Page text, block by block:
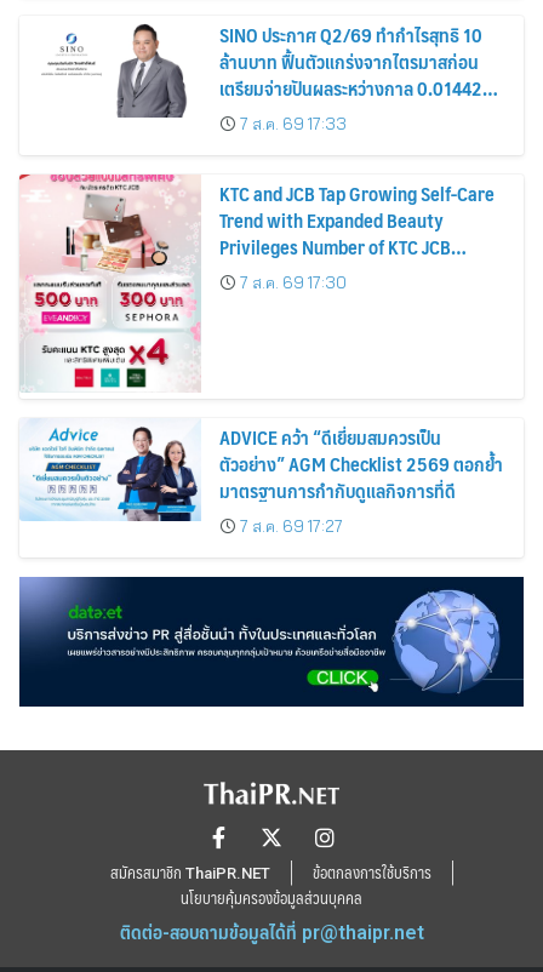
SINO ประกาศ Q2/69 ทำกำไรสุทธิ 10
ล้านบาท ฟื้นตัวแกร่งจากไตรมาสก่อน
เตรียมจ่ายปันผลระหว่างกาล 0.014423
บาทต่อหุ้น ครึ่งปีหลังมุ่งเติบโตต่อเนื่อง
7 ส.ค. 69 17:33
KTC and JCB Tap Growing Self-Care
Trend with Expanded Beauty
Privileges Number of KTC JCB
Cardmembers Spending on
Cosmetics Rises 26%
7 ส.ค. 69 17:30
ADVICE คว้า “ดีเยี่ยมสมควรเป็น
ตัวอย่าง” AGM Checklist 2569 ตอกย้ำ
มาตรฐานการกำกับดูแลกิจการที่ดี
7 ส.ค. 69 17:27
สมัครสมาชิก ThaiPR.NET
ข้อตกลงการใช้บริการ
นโยบายคุ้มครองข้อมูลส่วนบุคคล
ติดต่อ-สอบถามข้อมูลได้ที่ pr@thaipr.net